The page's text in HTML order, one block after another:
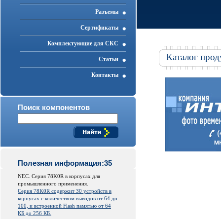
Разъемы
Cертификаты
Комплектующие для СКС
Статьи
Контакты
Поиск компонентов
Полезная информация:35
NEC. Серия 78K0R в корпусах для
промышленного применения.
Серия 78K0R содержит 30 устройств в
корпусах с количеством выводов от 64 до
100, и встроенной Flash памятью от 64
КБ до 256 КБ.
Каталог